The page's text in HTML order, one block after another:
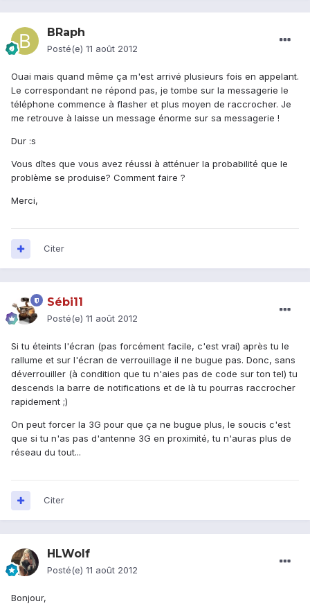
BRaph
Posté(e) 11 août 2012
Ouai mais quand même ça m'est arrivé plusieurs fois en appelant.
Le correspondant ne répond pas, je tombe sur la messagerie le
téléphone commence à flasher et plus moyen de raccrocher. Je
me retrouve à laisse un message énorme sur sa messagerie !
Dur :s
Vous dîtes que vous avez réussi à atténuer la probabilité que le
problème se produise? Comment faire ?
Merci,
Citer
Sébi11
Posté(e) 11 août 2012
Si tu éteints l'écran (pas forcément facile, c'est vrai) après tu le
rallume et sur l'écran de verrouillage il ne bugue pas. Donc, sans
déverrouiller (à condition que tu n'aies pas de code sur ton tel) tu
descends la barre de notifications et de là tu pourras raccrocher
rapidement ;)
On peut forcer la 3G pour que ça ne bugue plus, le soucis c'est
que si tu n'as pas d'antenne 3G en proximité, tu n'auras plus de
réseau du tout...
Citer
HLWolf
Posté(e) 11 août 2012
Bonjour,